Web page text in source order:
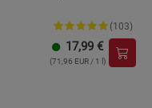
(103)
17,99 €
(71,96 EUR / 1 l)